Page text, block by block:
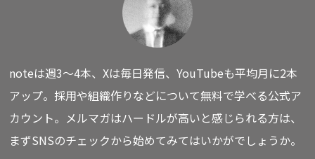
noteは週3〜4本、Xは毎日発信、YouTubeも平均月に2本
アップ。採用や組織作りなどについて無料で学べる公式ア
カウント。 メルマガはハードルが高いと感じられる方は、
まずSNSのチェックから始めてみてはいかがでしょうか。